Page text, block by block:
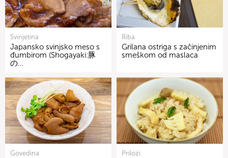
Svinjetina
Japansko svinjsko meso s
đumbirom (Shogayaki:豚
の…
Riba
Grilana ostriga s začinjenim
smeškom od maslaca
Govedina Prilozi